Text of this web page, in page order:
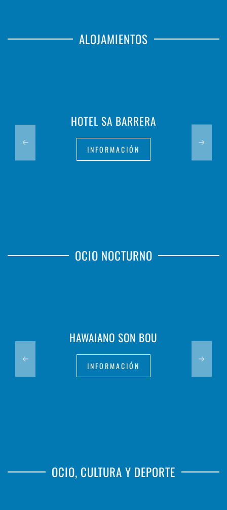
ALOJAMIENTOS
HOTEL SA BARRERA
INFORMACIÓN
OCIO NOCTURNO
HAWAIANO SON BOU
INFORMACIÓN
OCIO, CULTURA Y DEPORTE